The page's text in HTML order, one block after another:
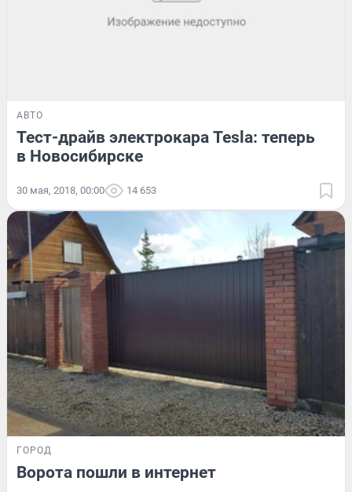
АВТО
Тест-драйв электрокара Tesla: теперь
в Новосибирске
30 мая, 2018, 00:00 14 653
ГОРОД
Ворота пошли в интернет